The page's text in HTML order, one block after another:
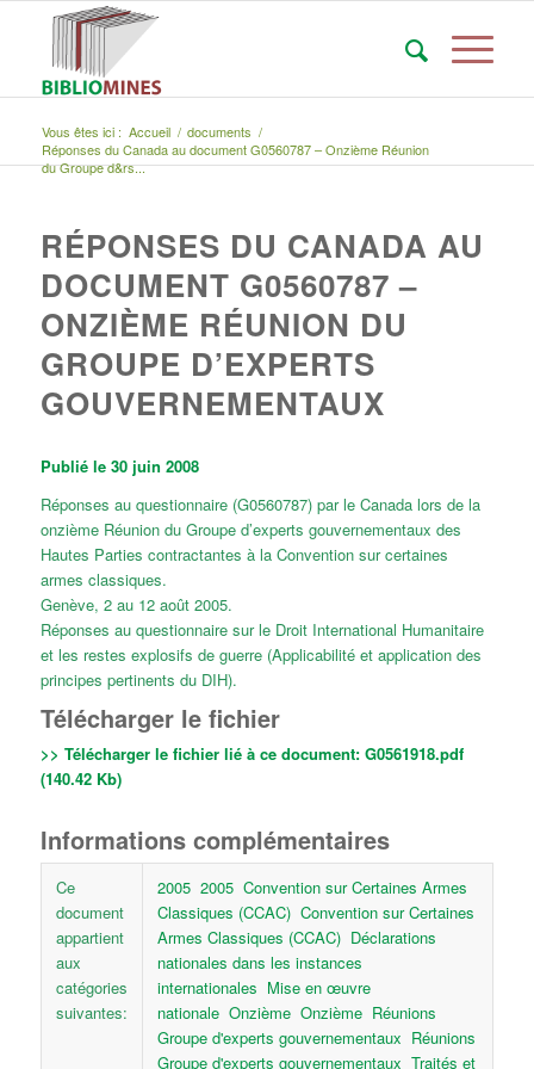
Vous êtes ici : Accueil / documents /
Réponses du Canada au document G0560787 – Onzième Réunion
du Groupe d&rs...
RÉPONSES DU CANADA AU
DOCUMENT G0560787 –
ONZIÈME RÉUNION DU
GROUPE D’EXPERTS
GOUVERNEMENTAUX
Publié le 30 juin 2008
Réponses au questionnaire (G0560787) par le Canada lors de la
onzième Réunion du Groupe d’experts gouvernementaux des
Hautes Parties contractantes à la Convention sur certaines
armes classiques.
Genève, 2 au 12 août 2005.
Réponses au questionnaire sur le Droit International Humanitaire
et les restes explosifs de guerre (Applicabilité et application des
principes pertinents du DIH).
Télécharger le fichier
>> Télécharger le fichier lié à ce document: G0561918.pdf
(140.42 Kb)
Informations complémentaires
Ce
document
appartient
aux
catégories
suivantes:
2005 2005 Convention sur Certaines Armes
Classiques (CCAC) Convention sur Certaines
Armes Classiques (CCAC) Déclarations
nationales dans les instances
internationales Mise en œuvre
nationale Onzième Onzième Réunions
Groupe d'experts gouvernementaux Réunions
Groupe d'experts gouvernementaux Traités et